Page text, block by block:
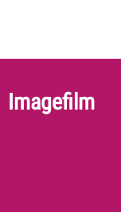
Imagefilm